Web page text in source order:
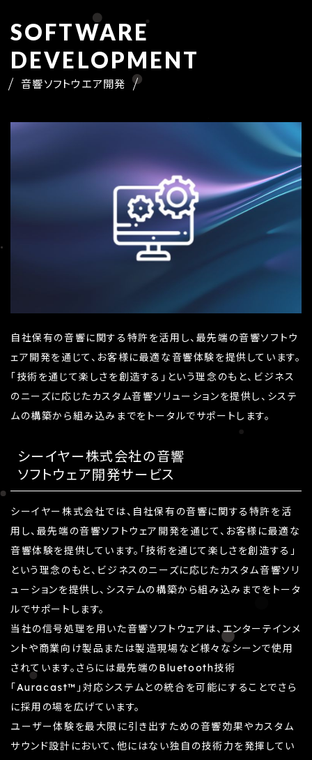
SOFTWARE
DEVELOPMENT
音響ソフトウエア開発
自社保有の音響に関する特許を活用し、最先端の音響ソフトウ
ェア開発を通じて、お客様に最適な音響体験を提供しています。
「技術を通じて楽しさを創造する」という理念のもと、ビジネス
のニーズに応じたカスタム音響ソリューションを提供し、システ
ムの構築から組み込みまでをトータルでサポートします。
シーイヤー株式会社の音響
ソフトウェア開発サービス
シーイヤー株式会社では、自社保有の音響に関する特許を活
用し、最先端の音響ソフトウェア開発を通じて、お客様に最適な
音響体験を提供しています。「技術を通じて楽しさを創造する」
という理念のもと、ビジネスのニーズに応じたカスタム音響ソリ
ューションを提供し、システムの構築から組み込みまでをトータ
ルでサポートします。
当社の信号処理を用いた音響ソフトウェアは、エンターテインメ
ントや商業向け製品または製造現場など様々なシーンで使用
されています。さらには最先端のBluetooth技術
「Auracast™」対応システムとの統合を可能にすることでさら
に採用の場を広げています。
ユーザー体験を最大限に引き出すための音響効果やカスタム
サウンド設計において、他にはない独自の技術力を発揮してい